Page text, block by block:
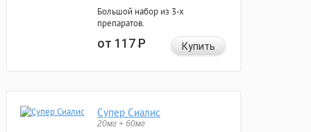
Большой набор из 3-х
препаратов.
от 117Р Купить
Супер Сиалис
20мг + 60мг